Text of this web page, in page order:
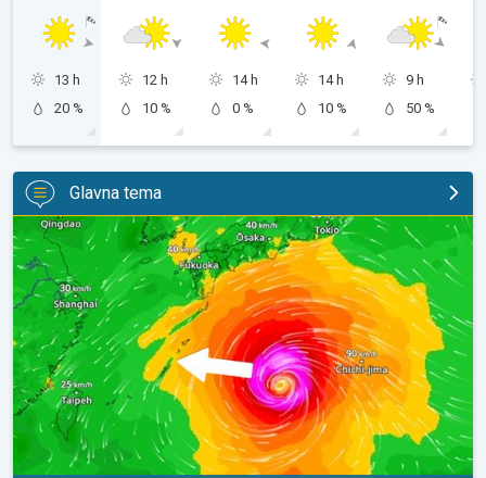
13 h
20 %
12 h
10 %
14 h
0 %
14 h
10 %
9 h
50 %
Glavna tema
Japan se priprema za tajfun Dolphin. Strah od klizišta. . .